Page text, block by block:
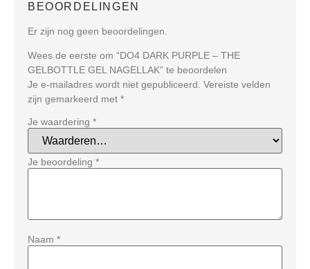
BEOORDELINGEN
Er zijn nog geen beoordelingen.
Wees de eerste om “DO4 DARK PURPLE – THE
GELBOTTLE GEL NAGELLAK” te beoordelen
Je e-mailadres wordt niet gepubliceerd. Vereiste velden
zijn gemarkeerd met *
Je waardering *
Je beoordeling *
Naam *